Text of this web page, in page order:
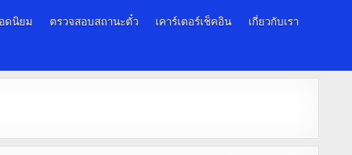
ดนิยม ตรวจสอบสถานะตั๋ว เคาร์เตอร์เช็คอิน
เกี่ยวกับเรา